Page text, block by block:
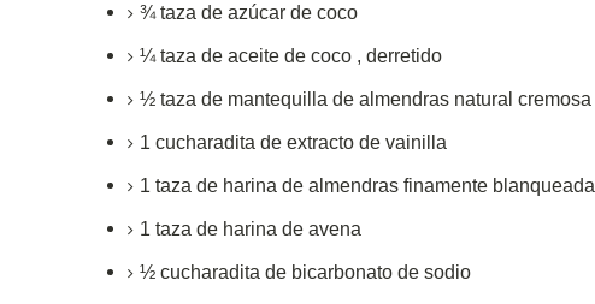
¾taza de azúcar de coco
¼taza de aceite de coco , derretido
½ taza de mantequilla de almendras natural cremosa
1 cucharadita de extracto de vainilla
1 taza de harina de almendras finamente blanqueada
1 taza de harina de avena
½ cucharadita de bicarbonato de sodio